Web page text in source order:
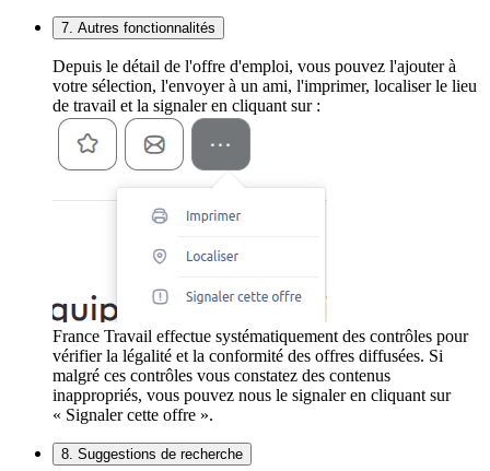
7. Autres fonctionnalités
Depuis le détail de l'offre d'emploi, vous pouvez l'ajouter à
votre sélection, l'envoyer à un ami, l'imprimer, localiser le lieu
de travail et la signaler en cliquant sur :
France Travail effectue systématiquement des contrôles pour
vérifier la légalité et la conformité des offres diffusées. Si
malgré ces contrôles vous constatez des contenus
inappropriés, vous pouvez nous le signaler en cliquant sur
« Signaler cette offre ».
8. Suggestions de recherche